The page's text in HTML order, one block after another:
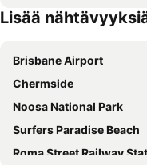
Novotel Brisbane South
Mantra South Bank
Courtyard by Marriott Brisbane South
Intercontinental Hotels Brisbane By
Acacia Inner City Inn
Rydges South Bank
Lisää
Brisbane Airport
Chermside
Noosa National Park
Surfers Paradise Beach
Roma Street Railway